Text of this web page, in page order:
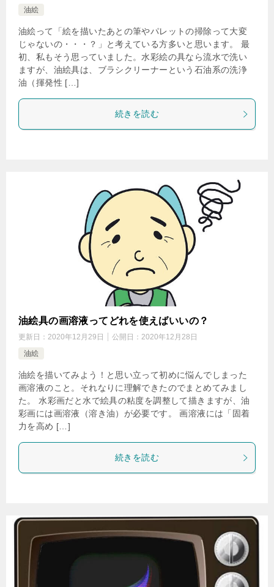
油絵
油絵って「絵を描いたあとの筆やパレットの掃除って大変
じゃないの・・・？」と考えている方多いと思います。 最
初、私もそう思っていました。水彩絵の具なら流水で洗い
ますが、油絵具は、ブラシクリーナーという石油系の洗浄
油（揮発性 […]
続きを読む
油絵具の画溶液ってどれを使えばいいの？
更新日： 2020年12月29日 公開日： 2020年12月28日
油絵
油絵を描いてみよう！と思い立って初めに悩んでしまった
画溶液のこと。それなりに理解できたのでまとめてみまし
た。 水彩画だと水で絵具の粘度を調整して描きますが、油
彩画には画溶液（溶き油）が必要です。 画溶液には「固着
力を高め […]
続きを読む